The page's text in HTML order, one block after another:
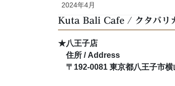
2024年4月
Kuta Bali Cafe / クタバリ
★八王子店
住所 / Address
〒192-0081 東京都八王子市横